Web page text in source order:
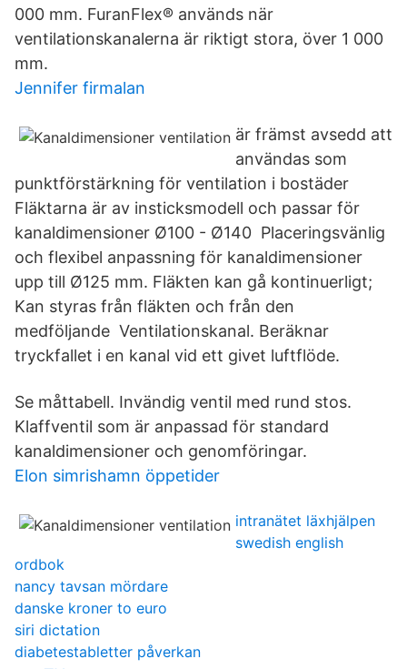
000 mm. FuranFlex® används när
ventilationskanalerna är riktigt stora, över 1 000
mm.
Jennifer firmalan
är främst avsedd att
användas som
punktförstärkning för ventilation i bostäder
Fläktarna är av insticksmodell och passar för
kanaldimensioner Ø100 - Ø140 Placeringsvänlig
och flexibel anpassning för kanaldimensioner
upp till Ø125 mm. Fläkten kan gå kontinuerligt;
Kan styras från fläkten och från den
medföljande Ventilationskanal. Beräknar
tryckfallet i en kanal vid ett givet luftflöde.
Se måttabell. Invändig ventil med rund stos.
Klaffventil som är anpassad för standard
kanaldimensioner och genomföringar.
Elon simrishamn öppetider
intranätet läxhjälpen
swedish english
ordbok
nancy tavsan mördare
danske kroner to euro
siri dictation
diabetestabletter påverkan